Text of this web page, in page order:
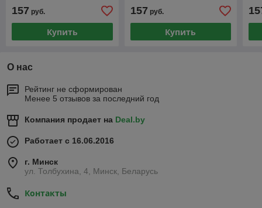
157 руб.
Купить
157 руб.
Купить
О нас
Рейтинг не сформирован
Менее 5 отзывов за последний год
Компания продает на Deal.by
Работает с 16.06.2016
г. Минск
ул. Толбухина, 4, Минск, Беларусь
Контакты